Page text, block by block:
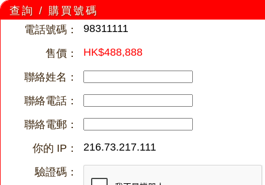
查詢 / 購買號碼
電話號碼：
98311111
售價： HK$488,888
聯絡姓名：
聯絡電話：
聯絡電郵：
你的 IP：
216.73.217.111
驗證碼：